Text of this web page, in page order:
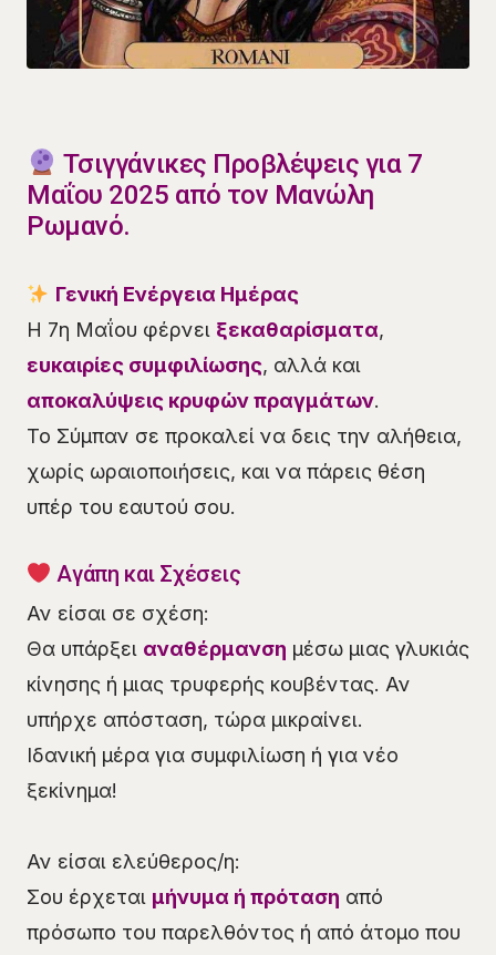
Τσιγγάνικες Προβλέψεις για 7
Μαΐου 2025 από τον Μανώλη
Ρωμανό.
Γενική Ενέργεια Ημέρας
Η 7η Μαΐου φέρνει ξεκαθαρίσματα,
ευκαιρίες συμφιλίωσης, αλλά και
αποκαλύψεις κρυφών πραγμάτων.
Το Σύμπαν σε προκαλεί να δεις την αλήθεια,
χωρίς ωραιοποιήσεις, και να πάρεις θέση
υπέρ του εαυτού σου.
Αγάπη και Σχέσεις
Αν είσαι σε σχέση:
Θα υπάρξει αναθέρμανση μέσω μιας γλυκιάς
κίνησης ή μιας τρυφερής κουβέντας. Αν
υπήρχε απόσταση, τώρα μικραίνει.
Ιδανική μέρα για συμφιλίωση ή για νέο
ξεκίνημα!
Αν είσαι ελεύθερος/η:
Σου έρχεται μήνυμα ή πρόταση από
πρόσωπο του παρελθόντος ή από άτομο που